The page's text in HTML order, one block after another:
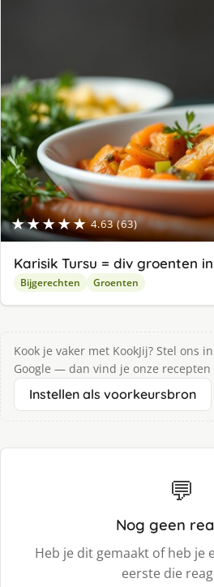
★★★★★ 4.63 (63)
Karisik Tursu = div groenten
Bijgerechten Groenten
Kook je vaker met KookJij? Stel ons
Google — dan vind je onze
Instellen als voorkeursbron
💬
Nog geen
Heb je dit gemaakt of heb je
eerste die